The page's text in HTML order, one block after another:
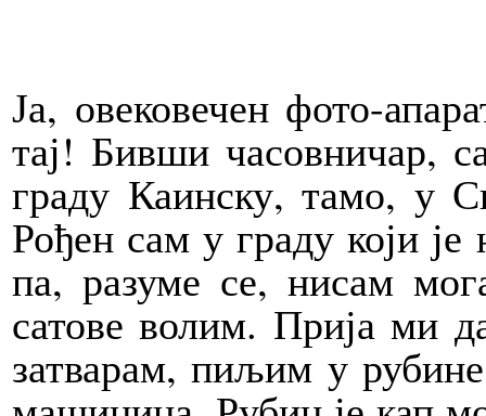
Ја, овековечен фото-
тај! Бивши часовничар,
граду Каинску, тамо, у
Рођен сам у граду који
па, разуме се, нисам
сатове волим. Прија ми
затварам, пиљим у